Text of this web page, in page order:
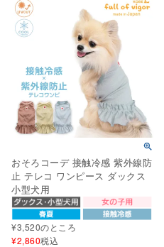
おそろコーデ 接触冷感 紫外線防
止 テレコ ワンピース ダックス
小型犬用
¥3,520のところ
¥2,860税込